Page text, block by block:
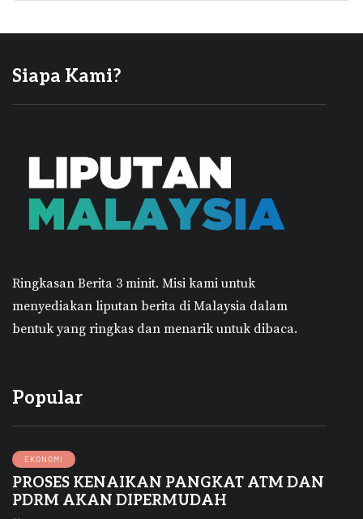
Siapa Kami?
Ringkasan Berita 3 minit. Misi kami untuk
menyediakan liputan berita di Malaysia dalam
bentuk yang ringkas dan menarik untuk dibaca.
Popular
EKONOMI
PROSES KENAIKAN PANGKAT ATM DAN
PDRM AKAN DIPERMUDAH